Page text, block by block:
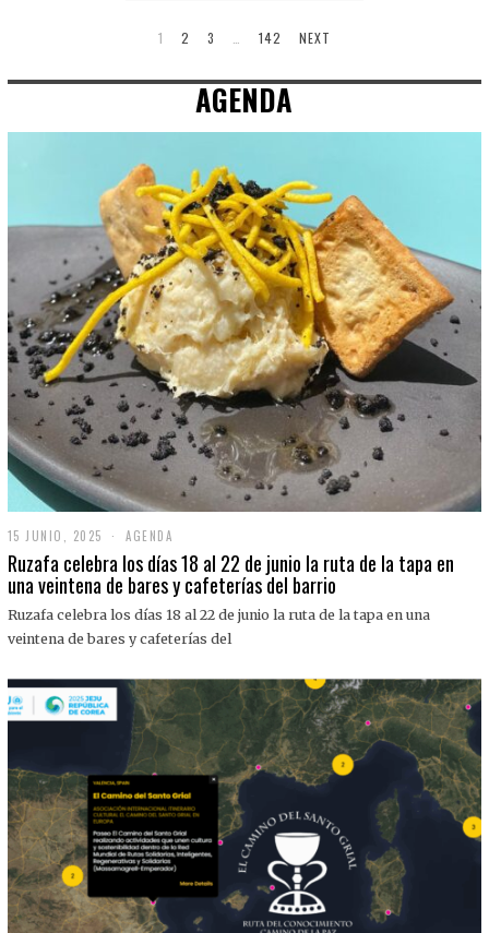
1 2 3 142 NEXT
AGENDA
15 JUNIO, 2025
J
U
I
O
0
2
5
AGENDA
Ruzafa celebra los días 18 al 22 de junio la ruta de la tapa en
una veintena de bares y cafeterías del barrio
Ruzafa celebra los días 18 al 22 de junio la ruta de la tapa en una
veintena de bares y cafeterías del